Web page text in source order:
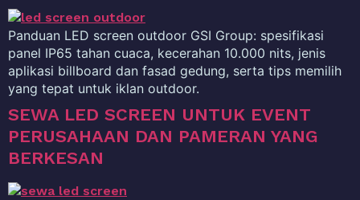
Panduan LED screen outdoor GSI Group: spesifikasi
panel IP65 tahan cuaca, kecerahan 10.000 nits, jenis
aplikasi billboard dan fasad gedung, serta tips memilih
yang tepat untuk iklan outdoor.
SEWA LED SCREEN UNTUK EVENT
PERUSAHAAN DAN PAMERAN YANG
BERKESAN